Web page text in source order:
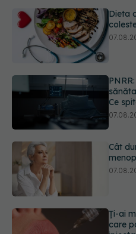
Cât
Ți-ai